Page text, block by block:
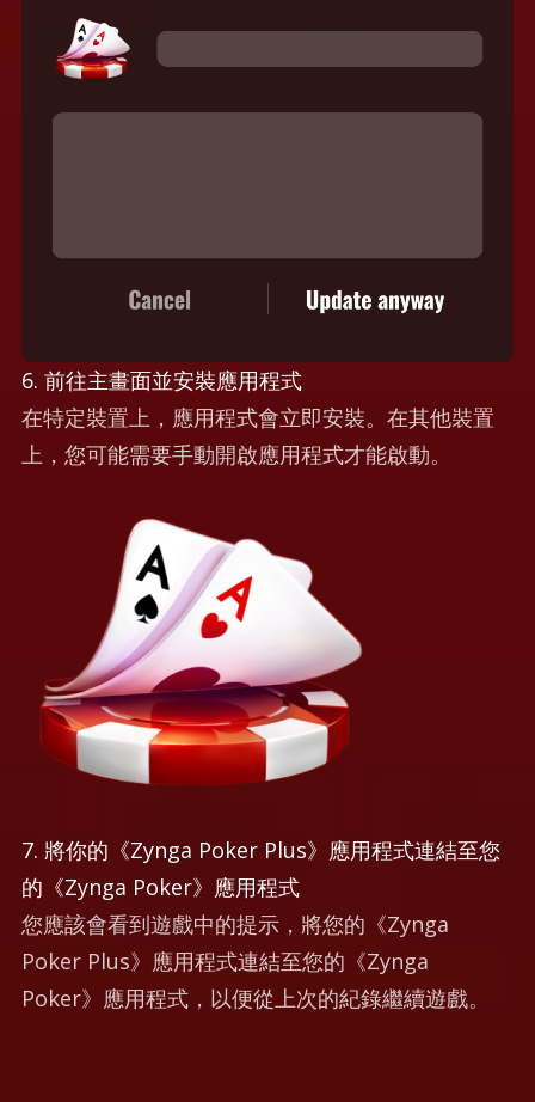
6. 前往主畫面並安裝應用程式
在特定裝置上，應用程式會立即安裝。在其他裝置
上，您可能需要手動開啟應用程式才能啟動。
7. 將你的《Zynga Poker Plus》應用程式連結至您
的《Zynga Poker》應用程式
您應該會看到遊戲中的提示，將您的《Zynga
Poker Plus》應用程式連結至您的《Zynga
Poker》應用程式，以便從上次的紀錄繼續遊戲。